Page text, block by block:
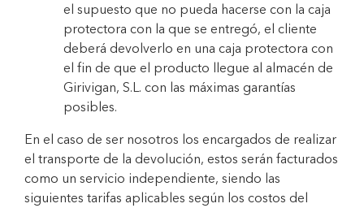
el supuesto que no pueda hacerse con la caja
protectora con la que se entregó, el cliente
deberá devolverlo en una caja protectora con
el fin de que el producto llegue al almacén de
Girivigan, S.L. con las máximas garantías
posibles.
En el caso de ser nosotros los encargados de realizar
el transporte de la devolución, estos serán facturados
como un servicio independiente, siendo las
siguientes tarifas aplicables según los costos del